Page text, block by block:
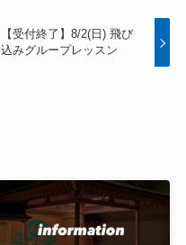
【受付終了】8/2(日) 飛び
込みグループレッスン